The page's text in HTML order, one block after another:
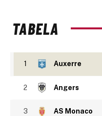
TABELA
1 Auxerre
2 Angers
3 AS Monaco